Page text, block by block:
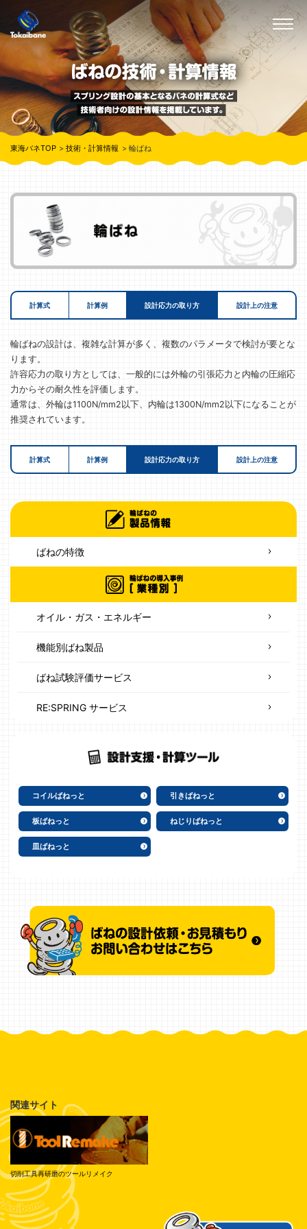
東海バネTOP 技術・計算情報 輪ばね
計算式 計算例 設計応力の取り方 設計上の注意
輪ばねの設計は、複雑な計算が多く、複数のパラメータで検討が要とな
ります。
許容応力の取り方としては、一般的には外輪の引張応力と内輪の圧縮応
力からその耐久性を評価します。
通常は、外輪は1100N/mm2以下、内輪は1300N/mm2以下になることが
推奨されています。
計算式 計算例 設計応力の取り方 設計上の注意
ばねの特徴
オイル・ガス・エネルギー
機能別ばね製品
ばね試験評価サービス
RE:SPRING サービス
コイルばねっと 引きばねっと
板ばねっと ねじりばねっと
皿ばねっと
関連サイト
切削工具再研磨のツールリメイク